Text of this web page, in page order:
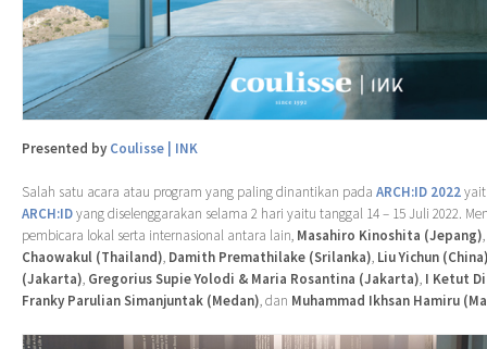
Presented by Coulisse | INK
Salah satu acara atau program yang paling dinantikan pada ARCH:ID 2022
ARCH:IDyang diselenggarakan selama 2 hari yaitu tanggal 14 – 15 Juli 2022.
pembicara lokal serta internasional antara lain, Masahiro Kinoshita (Jepang),
Chaowakul (Thailand), Damith Premathilake (Srilanka), Liu Yichun
(Jakarta), Gregorius Supie Yolodi & Maria Rosantina (Jakarta), I Ketut
Franky Parulian Simanjuntak (Medan), dan Muhammad Ikhsan Hamiru